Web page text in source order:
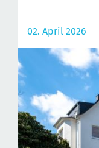
02. April 2026